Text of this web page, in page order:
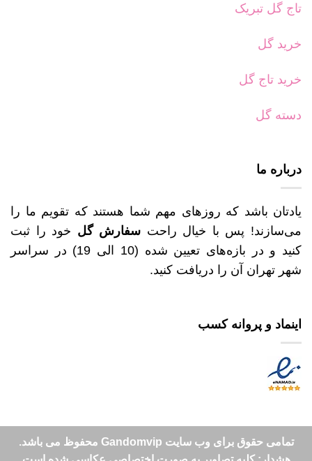
تاج گل تبریک
خرید گل
خرید تاج گل
دسته گل
درباره ما
یادتان باشد که روزهای مهم شما هستند که تقویم ما را
می‌سازند! پس با خیال راحت سفارش گل خود را ثبت
کنید و در بازه‌های تعیین شده (10 الی 19) در سراسر
شهر تهران آن را دریافت کنید.
اینماد و پروانه کسب
تمامی حقوق برای وب سایت Gandomvip محفوظ می باشد.